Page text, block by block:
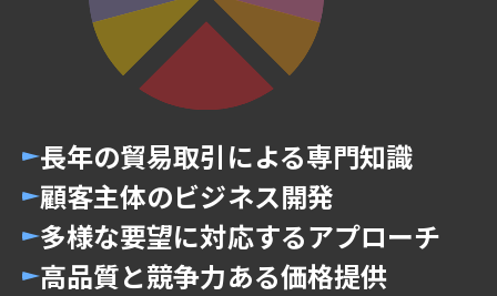
長年の貿易取引による専門知識
顧客主体のビジネス開発
多様な要望に対応するアプローチ
高品質と競争力ある価格提供